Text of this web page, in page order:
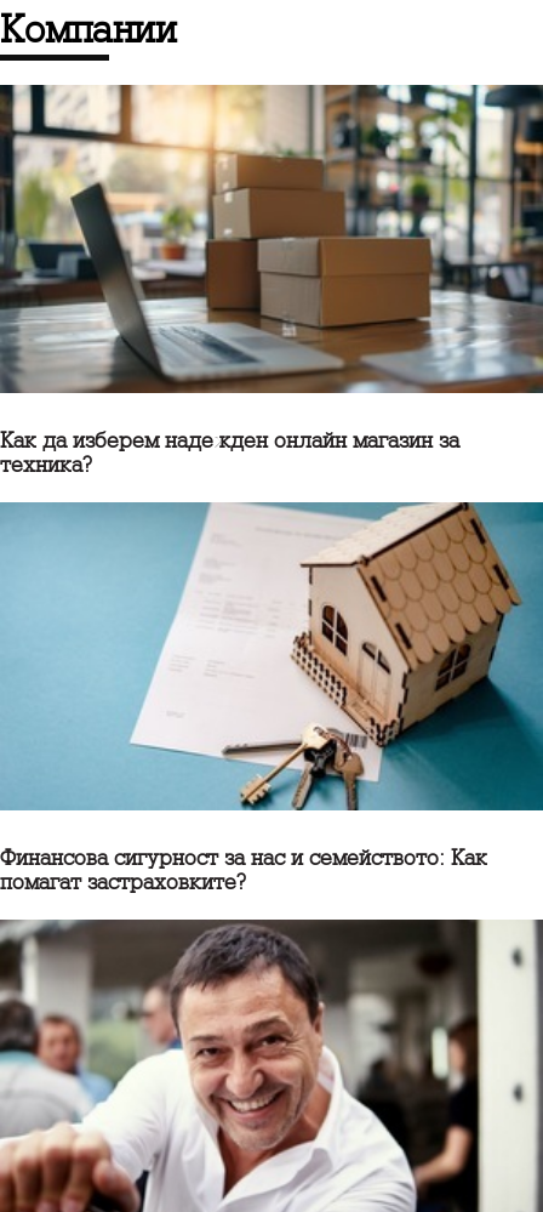
компании
Как да изберем надежден онлайн магазин за
техника?
Финансова сигурност за нас и семейството: Как
помагат застраховките?